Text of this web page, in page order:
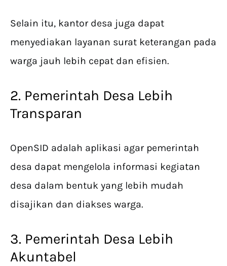
Selain itu, kantor desa juga dapat
menyediakan layanan surat keterangan pada
warga jauh lebih cepat dan efisien.
2. Pemerintah Desa Lebih
Transparan
OpenSID adalah aplikasi agar pemerintah
desa dapat mengelola informasi kegiatan
desa dalam bentuk yang lebih mudah
disajikan dan diakses warga.
3. Pemerintah Desa Lebih
Akuntabel